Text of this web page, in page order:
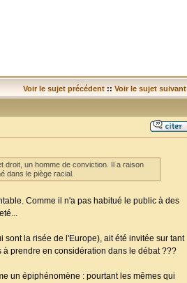
Voir le sujet précédent :: Voir le sujet suivant
droit, un homme de conviction. Il a raison
dans le piège racial.
Comme il n'a pas habitué le public à des
sont la risée de l'Europe), ait été invitée sur tant
prendre en considération dans le débat ???
un épiphénomène : pourtant les mêmes qui